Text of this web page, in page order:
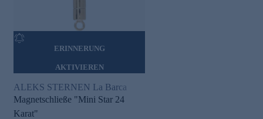
ERINNERUNG
AKTIVIEREN
ALEKS STERNEN La Barca
Magnetschließe "Mini Star 24
Karat"